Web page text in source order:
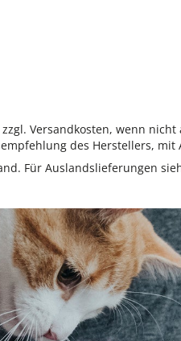
Versandkosten, wenn
des Herstellers, mit
Für Auslandslieferungen